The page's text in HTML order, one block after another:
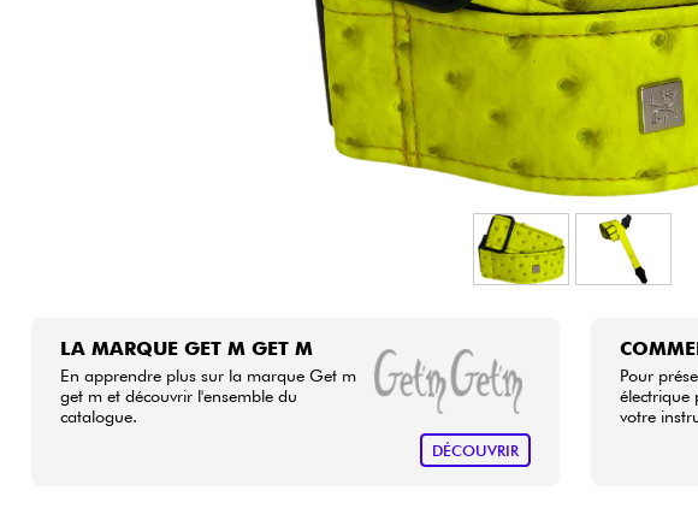
LA MARQUE GET M GET M
En apprendre plus sur la marque Get m
get m et découvrir l'ensemble du
catalogue.
DÉCOUVRIR
Pour
électrique
votre